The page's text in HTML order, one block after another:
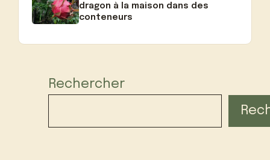
dragon à la maison dans des
conteneurs
Rechercher